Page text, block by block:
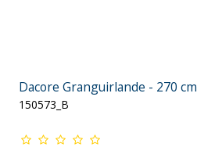
Dacore Granguirlande - 270 cm
150573_B